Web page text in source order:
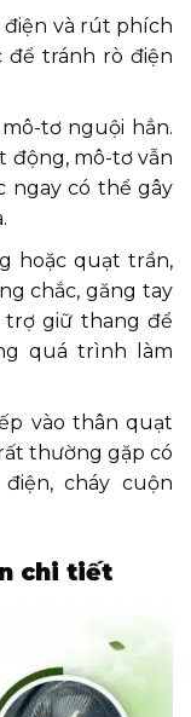
và rút phích
để tránh rò điện
tơ nguội hẳn.
động, mô-tơ vẫn
ngay có thể gây
hoặc quạt trần,
chắc, găng tay
trợ giữ thang để
quá trình làm
vào thân quạt
thường gặp có
cháy cuộn
chi tiết